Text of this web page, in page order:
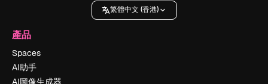
繁體中文 (香港)
產品
Spaces
AI助手
AI圖像生成器